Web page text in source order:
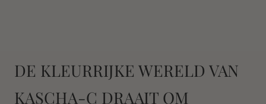
DE KLEURRIJKE WERELD VAN
KASCHA-C DRAAIT OM